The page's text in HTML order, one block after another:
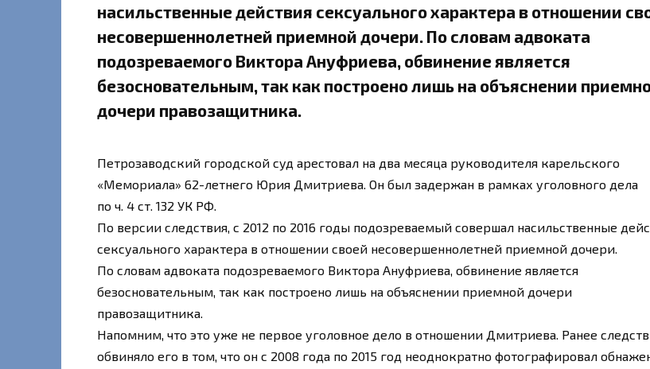
насильственные действия сексуального характера в отношении
несовершеннолетней приемной дочери. По словам адвоката
подозреваемого Виктора Ануфриева, обвинение является
безосновательным, так как построено лишь на объяснении
дочери правозащитника.
Петрозаводский городской суд арестовал на два месяца руководителя карельского
«Мемориала» 62-летнего Юрия Дмитриева. Он был задержан в рамках уголовного дела
по ч. 4 ст. 132 УК РФ.
По версии следствия, с 2012 по 2016 годы подозреваемый совершал насильственные
сексуального характера в отношении своей несовершеннолетней приемной дочери.
По словам адвоката подозреваемого Виктора Ануфриева, обвинение является
безосновательным, так как построено лишь на объяснении приемной дочери
правозащитника.
Напомним, что это уже не первое уголовное дело в отношении Дмитриева. Ранее
обвиняло его в том, что он с 2008 года по 2015 год неоднократно фотографировал